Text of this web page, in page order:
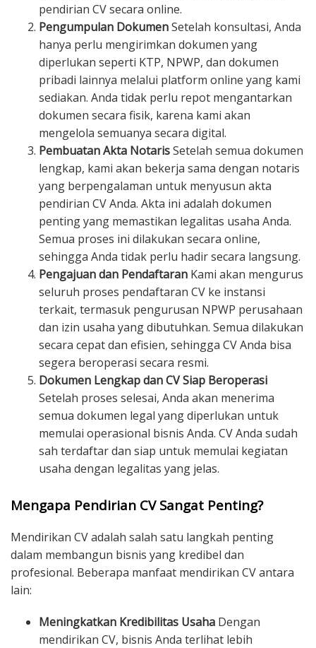
pendirian CV secara online.
Pengumpulan DokumenSetelah konsultasi, Anda
hanya perlu mengirimkan dokumen yang
diperlukan seperti KTP, NPWP, dan dokumen
pribadi lainnya melalui platform online yang kami
sediakan. Anda tidak perlu repot mengantarkan
dokumen secara fisik, karena kami akan
mengelola semuanya secara digital.
Pembuatan Akta NotarisSetelah semua dokumen
lengkap, kami akan bekerja sama dengan notaris
yang berpengalaman untuk menyusun akta
pendirian CV Anda. Akta ini adalah dokumen
penting yang memastikan legalitas usaha Anda.
Semua proses ini dilakukan secara online,
sehingga Anda tidak perlu hadir secara langsung.
Pengajuan dan Pendaftaran Kami akan mengurus
seluruh proses pendaftaran CV ke instansi
terkait, termasuk pengurusan NPWP perusahaan
dan izin usaha yang dibutuhkan. Semua dilakukan
secara cepat dan efisien, sehingga CV Anda bisa
segera beroperasi secara resmi.
Dokumen Lengkap dan CV Siap Beroperasi
Setelah proses selesai, Anda akan menerima
semua dokumen legal yang diperlukan untuk
memulai operasional bisnis Anda. CV Anda sudah
sah terdaftar dan siap untuk memulai kegiatan
usaha dengan legalitas yang jelas.
Mengapa Pendirian CV Sangat Penting?
Mendirikan CV adalah salah satu langkah penting
dalam membangun bisnis yang kredibel dan
profesional. Beberapa manfaat mendirikan CV antara
lain:
Meningkatkan Kredibilitas Usaha Dengan
mendirikan CV, bisnis Anda terlihat lebih